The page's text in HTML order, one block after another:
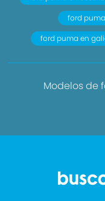
ford
ford puma en
Modelos de